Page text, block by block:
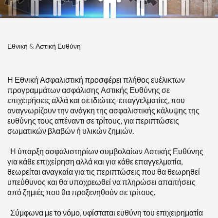
Εθνική & Αστική Ευθύνη
Η Εθνική Ασφαλιστική προσφέρει πλήθος ευέλικτων
προγραμμάτων ασφάλισης Αστικής Ευθύνης σε
επιχειρήσεις αλλά και σε ιδιώτες-επαγγελματίες, που
αναγνωρίζουν την ανάγκη της ασφαλιστικής κάλυψης της
ευθύνης τους απέναντι σε τρίτους, για περιπτώσεις
σωματικών βλαβών ή υλικών ζημιών.
Η ύπαρξη ασφαλιστηρίων συμβολαίων Αστικής Ευθύνης
για κάθε επιχείρηση αλλά και για κάθε επαγγελματία,
θεωρείται αναγκαία για τις περιπτώσεις που θα θεωρηθεί
υπεύθυνος και θα υποχρεωθεί να πληρώσει απαιτήσεις
από ζημιές που θα προξενηθούν σε τρίτους.
Σύμφωνα με το νόμο, υφίσταται ευθύνη του επιχειρηματία